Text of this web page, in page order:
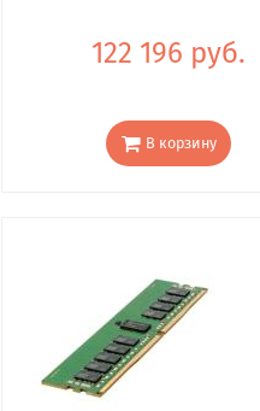
122 196 руб.
В корзину